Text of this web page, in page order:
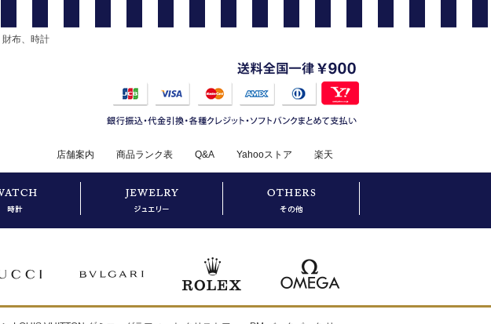
布、時計
店舗案内 商品ランク表 Q&A Yahooストア 楽天